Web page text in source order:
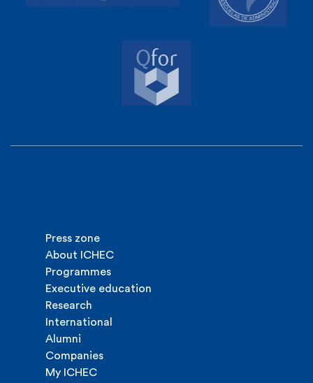
Press zone
About ICHEC
Programmes
Executive education
Research
International
Alumni
Companies
My ICHEC